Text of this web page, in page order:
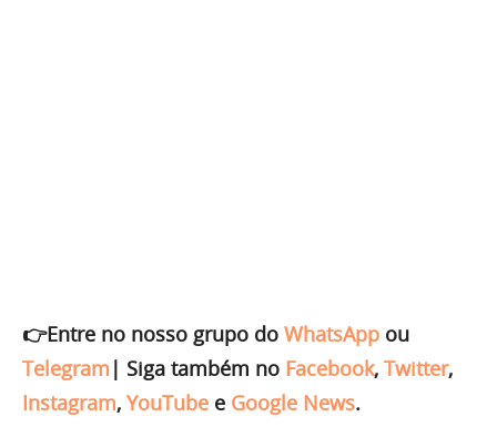
👉Entre no nosso grupo do WhatsApp ou
Telegram | Siga também no Facebook, Twitter,
Instagram, YouTube e Google News.